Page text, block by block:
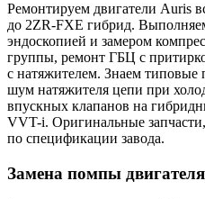
Ремонтируем двигатели Auris
до 2ZR-FXE гибрид.
эндоскопией и замером
группы, ремонт ГБЦ с
с натяжителем. Знаем
шум натяжителя цепи при
впускных клапанов на
VVT-i. Оригинальные
по спецификации завода.
Замена помпы